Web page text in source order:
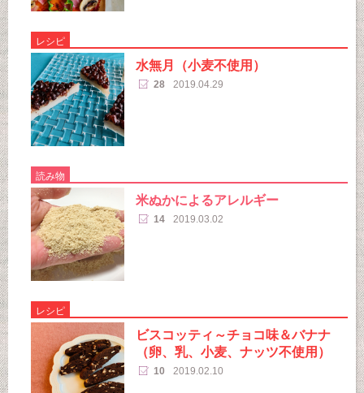
レシピ
水無月（小麦不使用）
28 2019.04.29
読み物
米ぬかによるアレルギー
14 2019.03.02
レシピ
ビスコッティ～チョコ味＆バナナ
（卵、乳、小麦、ナッツ不使用）
10 2019.02.10